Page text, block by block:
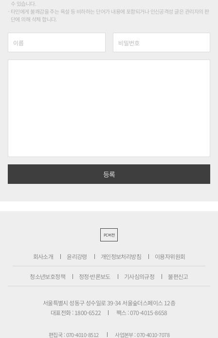
수 있습니다.
타인에게 불쾌감을 주는 욕설 등 비하하는 단어가 내용에 포함되거나 인신공격성 글은 관리자의 판
단에 의해 삭제 합니다.
PC버전
회사소개 윤리강령 개인정보처리방침 이용자위원회
청소년보호정책 정정·반론보도 기사심의규정 불편신고
서울특별시 성동구 성수일로 39-34 서울숲더스페이스 12층
대표전화 : 1800-6522
팩스 : 070-4015-8658
편집국 : 070-4010-8512 사업본부 : 070-4010-7078